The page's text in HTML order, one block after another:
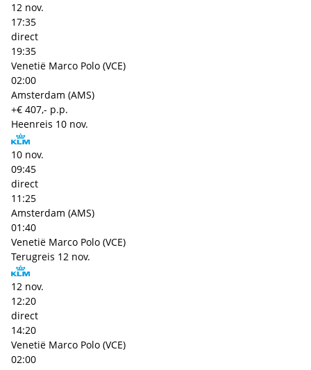
12 nov.
17:35
direct
19:35
Venetië Marco Polo (VCE)
02:00
Amsterdam (AMS)
+€ 407,- p.p.
Heenreis 10 nov.
10 nov.
09:45
direct
11:25
Amsterdam (AMS)
01:40
Venetië Marco Polo (VCE)
Terugreis 12 nov.
12 nov.
12:20
direct
14:20
Venetië Marco Polo (VCE)
02:00